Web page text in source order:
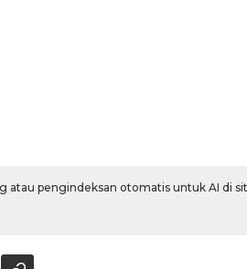
pengindeksan otomatis untuk AI di